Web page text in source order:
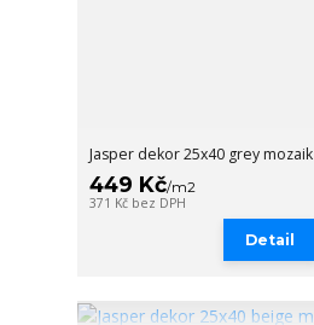
Jasper dekor 25x40 grey mozaik
449 Kč/m2
371 Kč bez DPH
Detail